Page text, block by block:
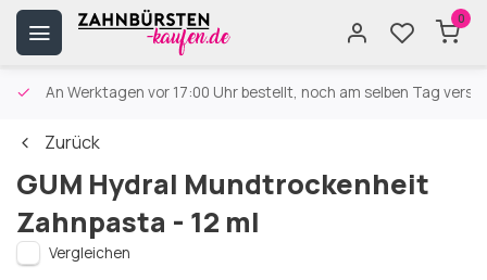
0
An Werktagen vor 17:00 Uhr bestellt, noch am selben Tag
Zurück
GUM Hydral Mundtrockenheit
Zahnpasta - 12 ml
Vergleichen